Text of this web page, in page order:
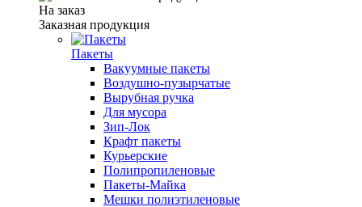
На заказ
Заказная продукция
Пакеты
Вакуумные пакеты
Воздушно-пузырчатые
Вырубная ручка
Для мусора
Зип-Лок
Крафт пакеты
Курьерские
Полипропиленовые
Пакеты-Майка
Мешки полиэтиленовые